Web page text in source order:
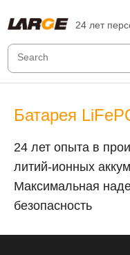
24 лет
Батарея
24 лет опыта в
литий-ионных
Максимальная
безопасность